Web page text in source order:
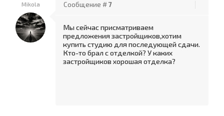
Mikola Сообщение #7
Мы сейчас присматриваем
предложения застройщиков,хотим
купить студию для последующей сдачи.
Кто-то брал с отделкой? У каких
застройщиков хорошая отделка?